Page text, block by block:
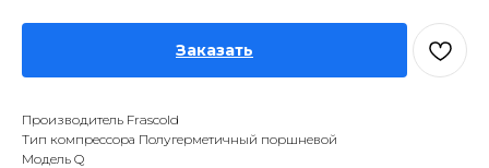
Заказать
Производитель Frascold
Тип компрессора Полугерметичный поршневой
Модель Q